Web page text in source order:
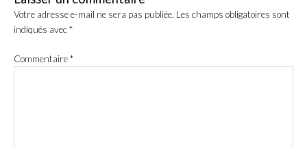
Votre adresse e-mail ne sera pas publiée. Les champs obligatoires sont
indiqués avec*
Commentaire*